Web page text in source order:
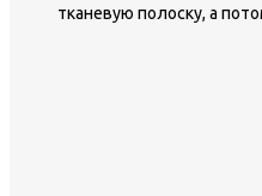
тканевую полоску, а